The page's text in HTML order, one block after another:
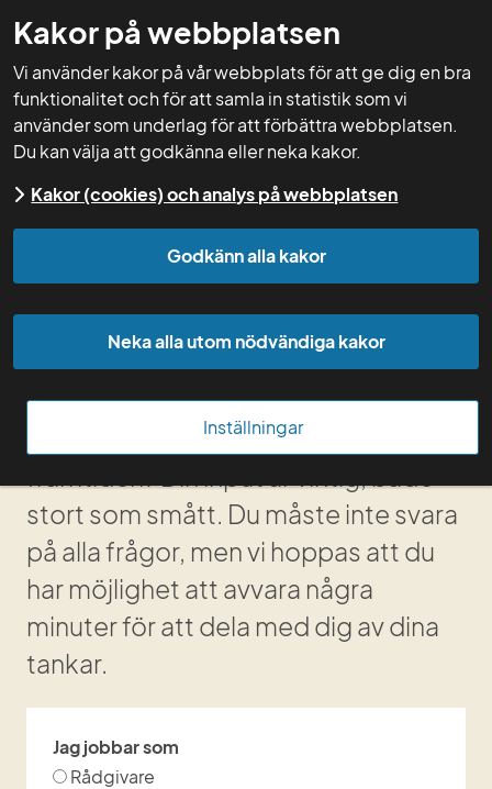
Kakor på webbplatsen
Vi använder kakor på vår webbplats för att ge dig en bra
funktionalitet och för att samla in statistik som vi
använder som underlag för att förbättra webbplatsen.
Du kan välja att godkänna eller neka kakor.
Kakor (cookies) och analys på webbplatsen
Godkänn alla kakor
Neka alla utom nödvändiga kakor
Inställningar
GNW-adm
Hur vill du att Greppa
Näringen ska se ut i
framtiden?
Med denna enkät vill vi få input till
Greppa Näringens strategi 2028–
2034. Hur vill du att Greppa ska se ut i
stort som smått. Du måste inte svara
på alla frågor, men vi hoppas att du
har möjlighet att avvara några
minuter för att dela med dig av dina
tankar.
Jag jobbar som
Jag jobbar som
Rådgivare